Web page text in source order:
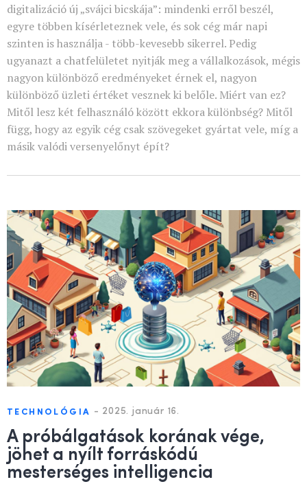
digitalizáció új „svájci bicskája”: mindenki erről beszél,
egyre többen kísérleteznek vele, és sok cég már napi
szinten is használja - több-kevesebb sikerrel. Pedig
ugyanazt a chatfelületet nyitják meg a vállalkozások, mégis
nagyon különböző eredményeket érnek el, nagyon
különböző üzleti értéket vesznek ki belőle. Miért van ez?
Mitől lesz két felhasználó között ekkora különbség? Mitől
függ, hogy az egyik cég csak szövegeket gyártat vele, míg a
másik valódi versenyelőnyt épít?
TECHNOLÓGIA - 2025. január 16.
A próbálgatások korának vége,
jöhet a nyílt forráskódú
mesterséges intelligencia